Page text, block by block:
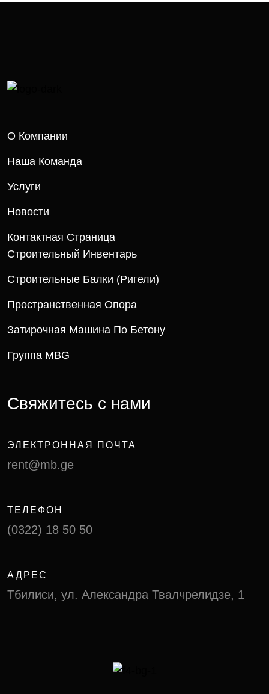
О Компании
Наша Команда
Услуги
Новости
Контактная Страница
Строительный Инвентарь
Строительные Балки (ригели)
Пространственная Опора
Затирочная Машина По Бетону
Группа MBG
Свяжитесь с нами
ЭЛЕКТРОННАЯ ПОЧТА
rent@mb.ge
ТЕЛЕФОН
(0322) 18 50 50
АДРЕС
Тбилиси, ул. Александра Твалчрелидзе, 1